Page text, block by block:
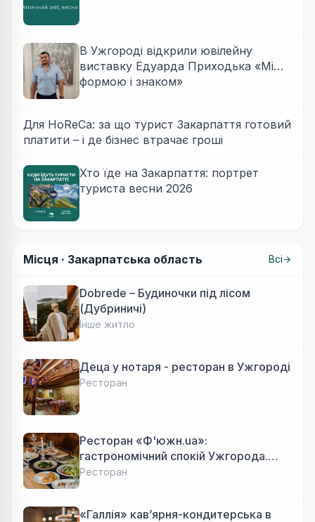
В Ужгороді відкрили ювілейну
виставку Едуарда Приходька «Між
формою і знаком»
Для HoReCa: за що турист Закарпаття готовий
платити – і де бізнес втрачає гроші
Хто їде на Закарпаття: портрет
туриста весни 2026
Місця · Закарпатська область Всі
Dobrede – Будиночки під лісом
(Дубриничі)
Інше житло
Деца у нотаря - ресторан в Ужгороді
Ресторан
Ресторан «Ф'южн.ua»:
гастрономічний спокій Ужгорода.
Авторська локальна кухня, затишок
Ресторан
«Галлія» кав’ярня-кондитерська в